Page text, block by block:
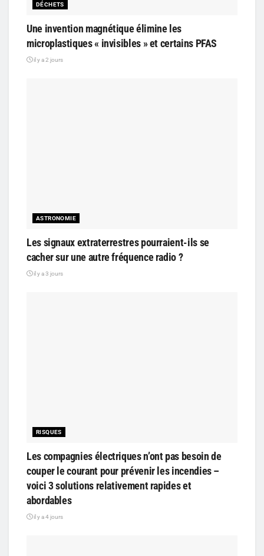
DÉCHETS
Une invention magnétique élimine les
microplastiques « invisibles » et certains PFAS
il y a 2 jours
ASTRONOMIE
Les signaux extraterrestres pourraient-ils se
cacher sur une autre fréquence radio ?
il y a 3 jours
RISQUES
Les compagnies électriques n’ont pas besoin de
couper le courant pour prévenir les incendies –
voici 3 solutions relativement rapides et
abordables
il y a 4 jours